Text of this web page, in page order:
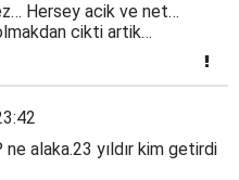
Hersey acik ve net…
cikti artik…
ne alaka.23 yıldır kim getirdi